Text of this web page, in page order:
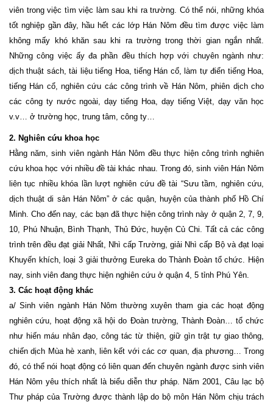
viên trong việc tìm việc làm sau khi ra trường. Có thể nói, những khóa
tốt nghiệp gần đây, hầu hết các lớp Hán Nôm đều tìm được việc làm
không mấy khó khăn sau khi ra trường trong thời gian ngắn nhất.
Những công việc ấy đa phần đều thích hợp với chuyên ngành như:
dịch thuật sách, tài liệu tiếng Hoa, tiếng Hán cổ, làm tự điển tiếng Hoa,
tiếng Hán cổ, nghiên cứu các công trình về Hán Nôm, phiên dịch cho
các công ty nước ngoài, dạy tiếng Hoa, dạy tiếng Việt, dạy văn học
v.v… ở trường học, trung tâm, công ty…
2. Nghiên cứu khoa học
Hằng năm, sinh viên ngành Hán Nôm đều thực hiện công trình nghiên
cứu khoa học với nhiều đề tài khác nhau. Trong đó, sinh viên Hán Nôm
liên tục nhiều khóa lần lượt nghiên cứu đề tài “Sưu tầm, nghiên cứu,
dịch thuật di sản Hán Nôm” ở các quận, huyện của thành phố Hồ Chí
Minh. Cho đến nay, các bạn đã thực hiện công trình này ở quận 2, 7, 9,
10, Phú Nhuận, Bình Thạnh, Thủ Đức, huyện Củ Chi. Tất cả các công
trình trên đều đạt giải Nhất, Nhì cấp Trường, giải Nhì cấp Bộ và đạt loại
Khuyến khích, loại 3 giải thưởng Eureka do Thành Đoàn tổ chức. Hiện
nay, sinh viên đang thực hiện nghiên cứu ở quận 4, 5 tỉnh Phú Yên.
3. Các hoạt động khác
a/ Sinh viên ngành Hán Nôm thường xuyên tham gia các hoạt động
nghiên cứu, hoạt động xã hội do Đoàn trường, Thành Đoàn… tổ chức
như hiến máu nhân đạo, công tác từ thiện, giữ gìn trật tự giao thông,
chiến dịch Mùa hè xanh, liên kết với các cơ quan, địa phương… Trong
đó, có thể nói hoạt động có liên quan đến chuyên ngành được sinh viên
Hán Nôm yêu thích nhất là biểu diễn thư pháp. Năm 2001, Câu lạc bộ
Thư pháp của Trường được thành lập do bộ môn Hán Nôm chịu trách